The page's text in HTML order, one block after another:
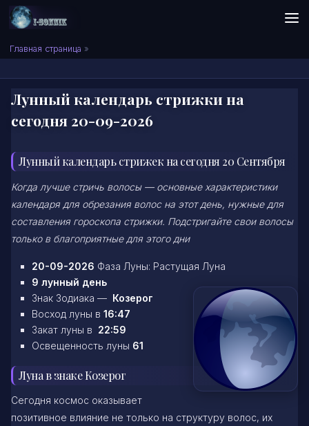
Skip to content
Сонник I-SONNIK.COM
Главная страница »
Лунный календарь стрижки на
сегодня 20-09-2026
Лунный календарь стрижек на сегодня 20 Сентября
Когда лучше стричь волосы — основные характеристики
календаря для обрезания волос на этот день, нужные для
составления гороскопа стрижки. Подстригайте свои волосы
только в благоприятные для этого дни
20-09-2026 Фаза Луны: Растущая Луна
9 лунный день
Знак Зодиака — Козерог
Восход луны в 16:47
Закат луны в 22:59
Освещенность луны 61
Луна в знаке Козерог
Сегодня космос оказывает
позитивное влияние не только на структуру волос, их